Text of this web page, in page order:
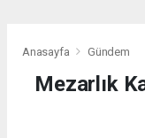
Anasayfa Gündem
Mezarlık